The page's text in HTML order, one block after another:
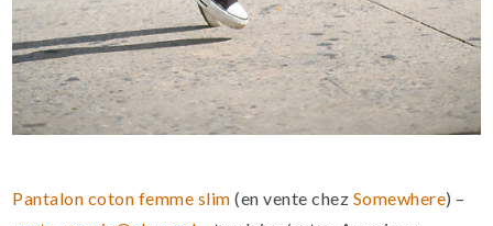
Pantalon coton femme slim (en vente chez Somewhere) –